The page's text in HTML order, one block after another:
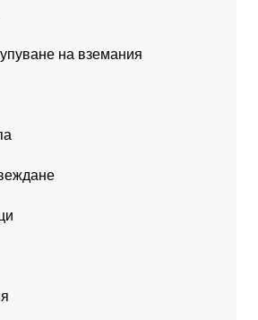
на вземания